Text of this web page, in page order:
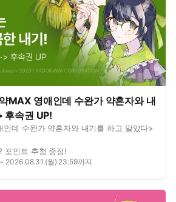
MAX 영애인데 수완가 약혼자와 내
후속권 UP!
인데 수완가 약혼자와 내기를 하고 말았다>
포인트 추첨 증정!
2026.08.31.(월) 23:59까지